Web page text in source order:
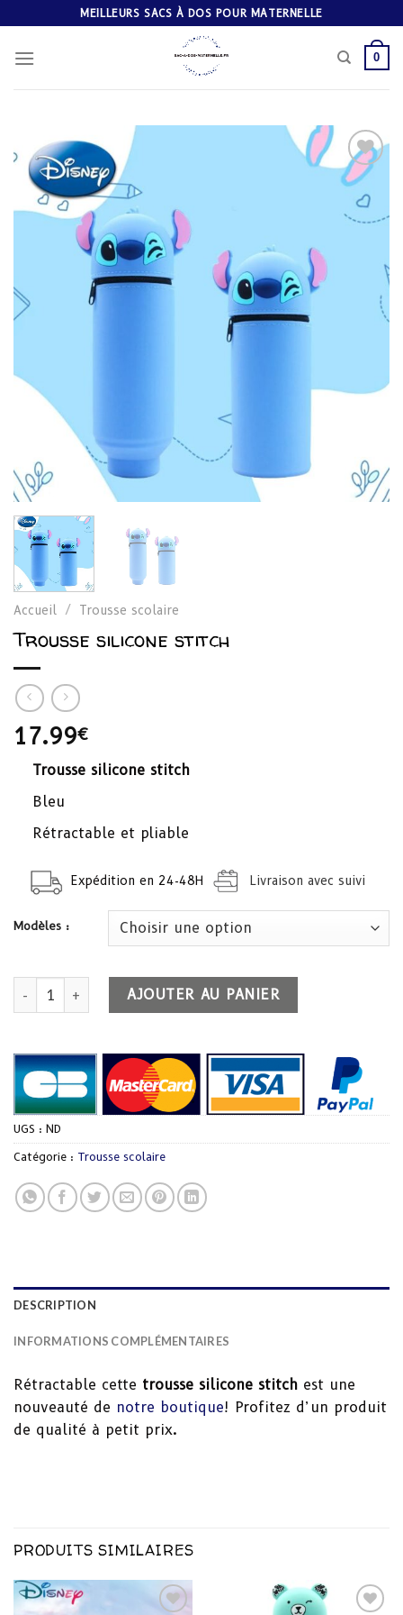
content
MEILLEURS SACS À DOS POUR MATERNELLE
0
Ajouter
Accueil / Trousse scolaire
Trousse silicone stitch
17.99€
Trousse silicone stitch
Bleu
Rétractable et pliable
Expédition en 24-48H Livraison avec suivi
Modèles :
quantité de Trousse silicone stitch
AJOUTER AU PANIER
UGS : ND
Catégorie : Trousse scolaire
DESCRIPTION
INFORMATIONS COMPLÉMENTAIRES
Rétractable cette trousse silicone stitch est une
nouveauté de notre boutique! Profitez d’un produit
de qualité à petit prix.
PRODUITS SIMILAIRES